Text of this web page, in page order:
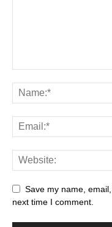
Save my name,
next time I comment.